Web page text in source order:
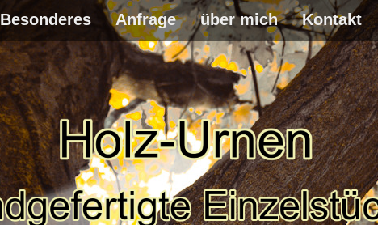
Besonderes Anfrage über mich Kontakt